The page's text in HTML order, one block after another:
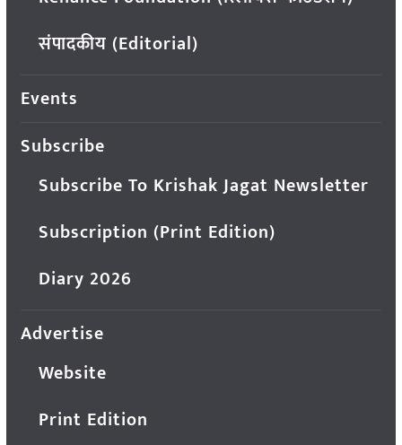
संपादकीय (Editorial)
Events
Subscribe
Subscribe To Krishak Jagat Newsletter
Subscription (Print Edition)
Diary 2026
Advertise
Website
Print Edition